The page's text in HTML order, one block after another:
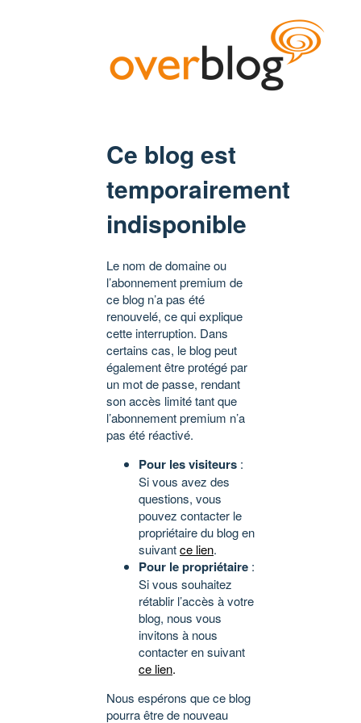
Ce blog est
temporairement
indisponible
Le nom de domaine ou
l’abonnement premium de
ce blog n’a pas été
renouvelé, ce qui explique
cette interruption. Dans
certains cas, le blog peut
également être protégé par
un mot de passe, rendant
son accès limité tant que
l’abonnement premium n’a
pas été réactivé.
Pour les visiteurs :
Si vous avez des
questions, vous
pouvez contacter le
propriétaire du blog en
suivantce lien.
Pour le propriétaire :
Si vous souhaitez
rétablir l’accès à votre
blog, nous vous
invitons à nous
contacter en suivant
ce lien.
Nous espérons que ce blog
pourra être de nouveau